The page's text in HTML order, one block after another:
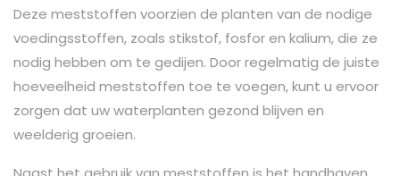
Deze meststoffen voorzien de planten van de nodige
voedingsstoffen, zoals stikstof, fosfor en kalium, die ze
nodig hebben om te gedijen. Door regelmatig de juiste
hoeveelheid meststoffen toe te voegen, kunt u ervoor
zorgen dat uw waterplanten gezond blijven en
weelderig groeien.